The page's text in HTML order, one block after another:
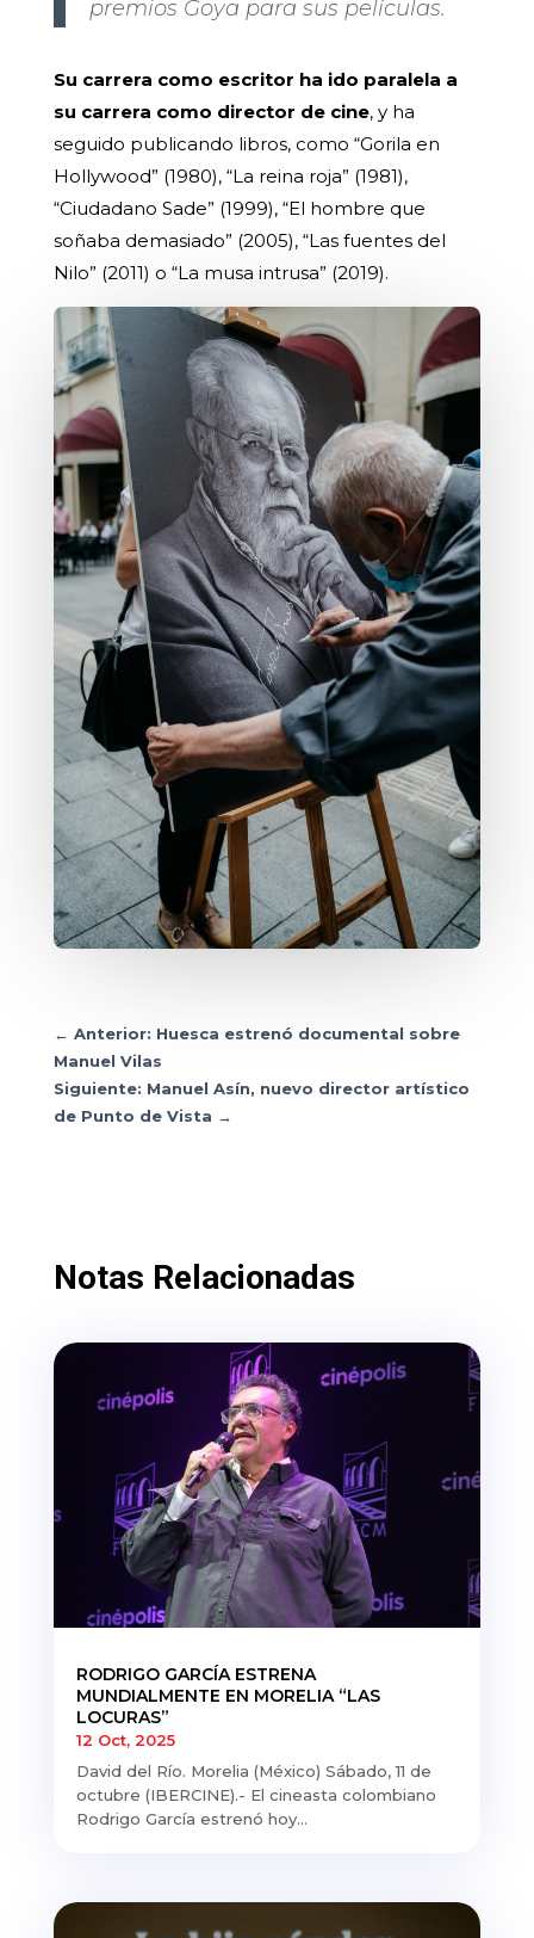
premios Goya para sus películas.
Su carrera como escritor ha ido paralela a
su carrera como director de cine, y ha
seguido publicando libros, como “Gorila en
Hollywood” (1980), “La reina roja” (1981),
“Ciudadano Sade” (1999), “El hombre que
soñaba demasiado” (2005), “Las fuentes del
Nilo” (2011) o “La musa intrusa” (2019).
← Anterior: Huesca estrenó documental sobre
Manuel Vilas
Siguiente: Manuel Asín, nuevo director artístico
de Punto de Vista →
Notas Relacionadas
RODRIGO GARCÍA ESTRENA
MUNDIALMENTE EN MORELIA “LAS
LOCURAS”
12 Oct, 2025
David del Río. Morelia (México) Sábado, 11 de
octubre (IBERCINE).- El cineasta colombiano
Rodrigo García estrenó hoy...